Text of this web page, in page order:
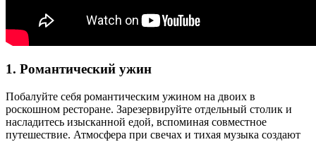
1. Романтический ужин
Побалуйте себя романтическим ужином на двоих в
роскошном ресторане. Зарезервируйте отдельный столик и
насладитесь изысканной едой, вспоминая совместное
путешествие. Атмосфера при свечах и тихая музыка создают